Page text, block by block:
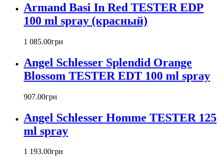
Bill Blass
Biotherm
Blumarine
Bond № 9
Boucheron
Bourjois
Britney Spears
Bruno Banani
Bvlgari
Byblos
Byredo
Cacharel
Armand Basi In Red TESTER EDP
100 ml spray (красный)
1 085.00грн
Angel Schlesser Splendid Orange
Blossom TESTER EDT 100 ml spray
907.00грн
Angel Schlesser Homme TESTER 125
ml spray
1 193.00грн